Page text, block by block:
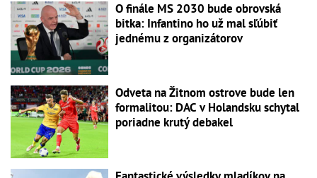
O finále MS 2030 bude obrovská
bitka: Infantino ho už mal sľúbiť
jednému z organizátorov
Odveta na Žitnom ostrove bude len
formalitou: DAC v Holandsku schytal
poriadne krutý debakel